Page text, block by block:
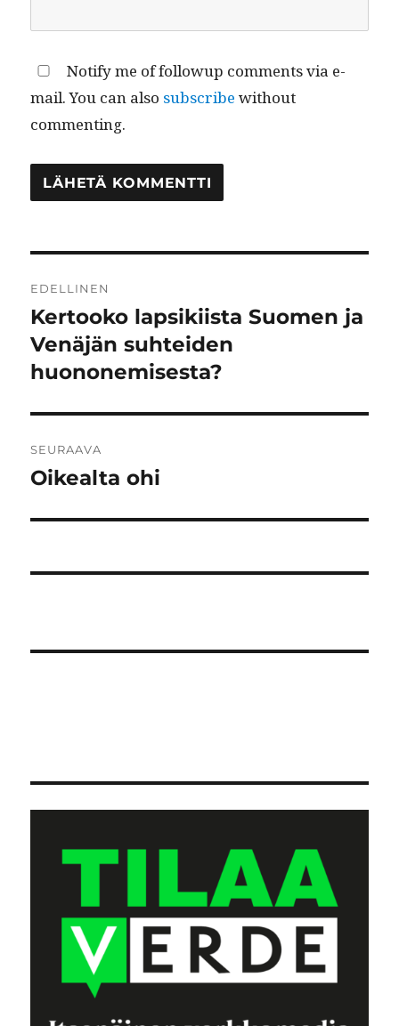
Notify me of followup comments via e-
mail. You can also subscribe without
commenting.
selaus
EDELLINEN
Edellinen
artikkeli:
Kertooko lapsikiista Suomen ja
Venäjän suhteiden
huononemisesta?
SEURAAVA
Seuraava
Oikealta ohi